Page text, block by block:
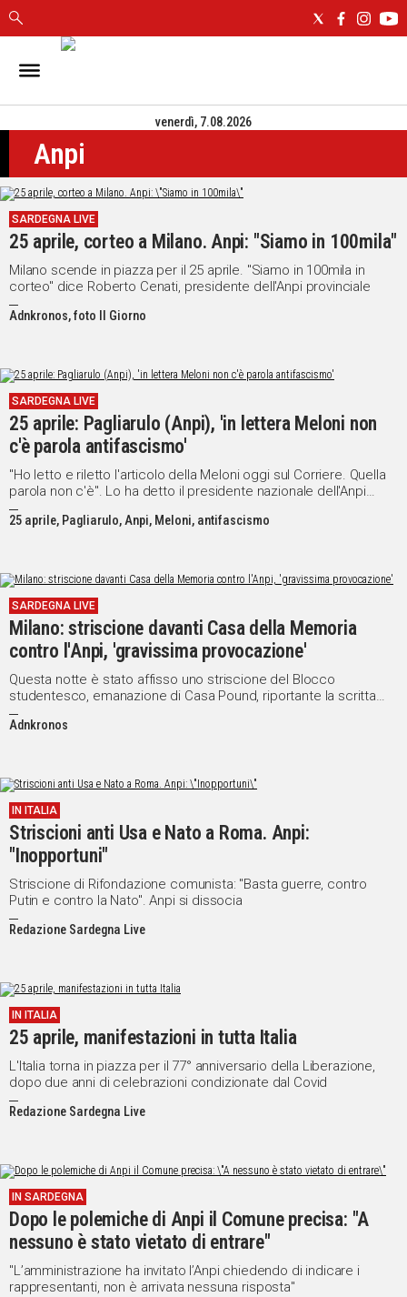
IN
CAGLIARI
SASSARI
NUORO
ORISTANO
SULCIS
GALLURA
OGLIASTRA
MEDIO
CAMPIDANO
NOTIZIE
POLITICA
IN
ITALIA
NEL
MONDO
SPORT
VIDEO
UNISCITI
WHATSAPP
Social
venerdì, 7.08.2026
Anpi
SARDEGNA LIVE
25 aprile, corteo a Milano. Anpi: "Siamo in 100mila"
Milano scende in piazza per il 25 aprile. "Siamo in 100mila in
corteo" dice Roberto Cenati, presidente dell'Anpi provinciale
Adnkronos, foto Il Giorno
SARDEGNA LIVE
25 aprile: Pagliarulo (Anpi), 'in lettera Meloni non
c'è parola antifascismo'
"Ho letto e riletto l'articolo della Meloni oggi sul Corriere. Quella
parola non c'è". Lo ha detto il presidente nazionale dell'Anpi
Gianfranco Pagliarulo
25 aprile, Pagliarulo, Anpi, Meloni, antifascismo
SARDEGNA LIVE
Milano: striscione davanti Casa della Memoria
contro l'Anpi, 'gravissima provocazione'
Questa notte è stato affisso uno striscione del Blocco
studentesco, emanazione di Casa Pound, riportante la scritta
'Fuori l'Anpi dalle scuole'
Adnkronos
IN ITALIA
Striscioni anti Usa e Nato a Roma. Anpi:
"Inopportuni"
Striscione di Rifondazione comunista: "Basta guerre, contro
Putin e contro la Nato". Anpi si dissocia
Redazione Sardegna Live
IN ITALIA
25 aprile, manifestazioni in tutta Italia
L'Italia torna in piazza per il 77° anniversario della Liberazione,
dopo due anni di celebrazioni condizionate dal Covid
Redazione Sardegna Live
IN SARDEGNA
Dopo le polemiche di Anpi il Comune precisa: "A
nessuno è stato vietato di entrare"
"L’amministrazione ha invitato l’Anpi chiedendo di indicare i
rappresentanti, non è arrivata nessuna risposta"